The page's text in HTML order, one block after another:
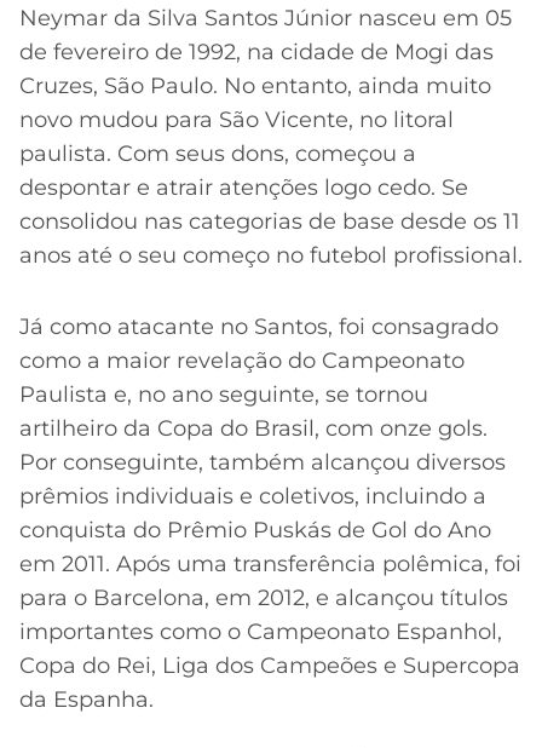
Neymar da Silva Santos Júnior nasceu em 05
de fevereiro de 1992, na cidade de Mogi das
Cruzes, São Paulo. No entanto, ainda muito
novo mudou para São Vicente, no litoral
paulista. Com seus dons, começou a
despontar e atrair atenções logo cedo. Se
consolidou nas categorias de base desde os 11
anos até o seu começo no futebol profissional.
Já como atacante no Santos, foi consagrado
como a maior revelação do Campeonato
Paulista e, no ano seguinte, se tornou
artilheiro da Copa do Brasil, com onze gols.
Por conseguinte, também alcançou diversos
prêmios individuais e coletivos, incluindo a
conquista do Prêmio Puskás de Gol do Ano
em 2011. Após uma transferência polêmica, foi
para o Barcelona, em 2012, e alcançou títulos
importantes como o Campeonato Espanhol,
Copa do Rei, Liga dos Campeões e Supercopa
da Espanha.